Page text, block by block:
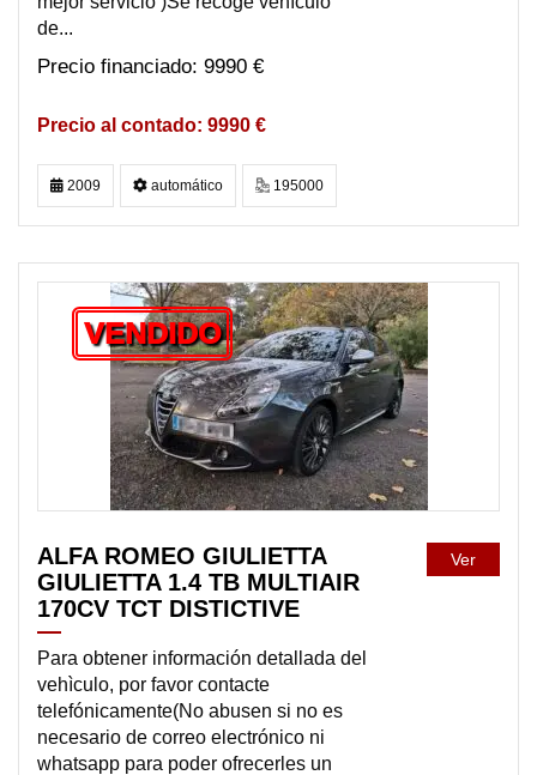
de...
9990 €
9990 €
2009 automático 195000
VENDIDO
ALFA ROMEO GIULIETTA
GIULIETTA 1.4 TB MULTIAIR
170CV TCT DISTICTIVE
Para obtener información detallada del
vehìculo, por favor contacte
telefónicamente(No abusen si no es
necesario de correo electrónico ni
whatsapp para poder ofrecerles un
Ver